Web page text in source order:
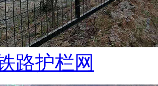
路护栏网